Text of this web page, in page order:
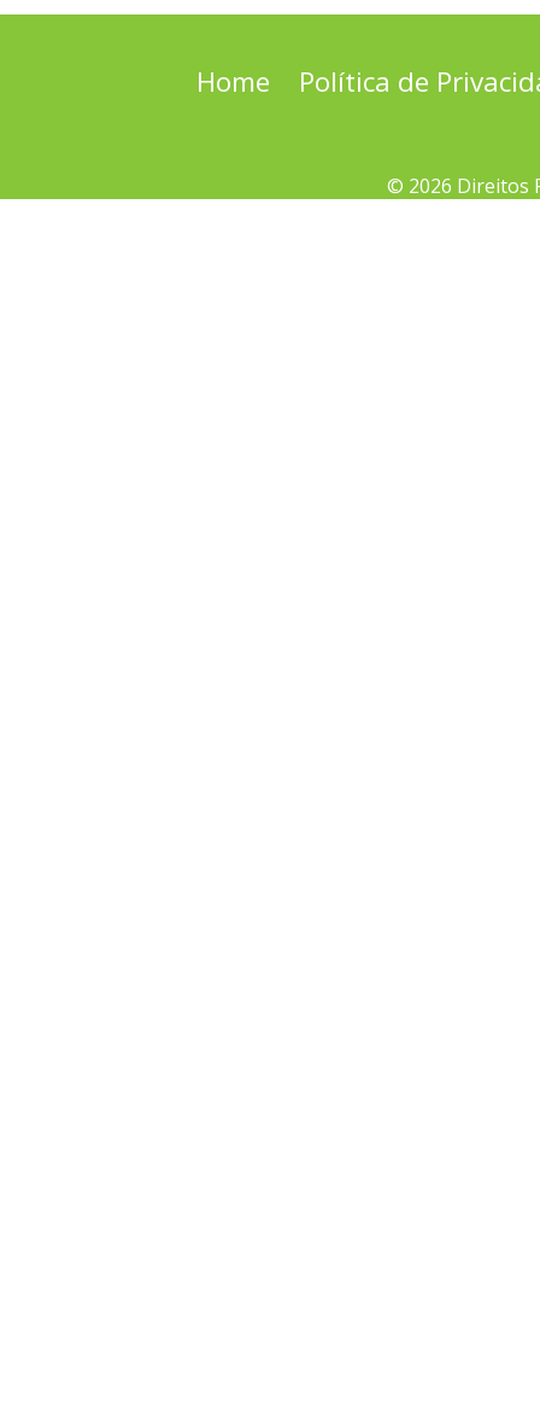
Home Política de
© 2026 Direitos